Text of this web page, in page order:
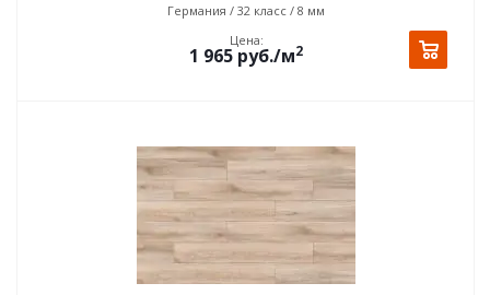
Германия / 32 класс / 8 мм
Цена:
1 965 руб./м2